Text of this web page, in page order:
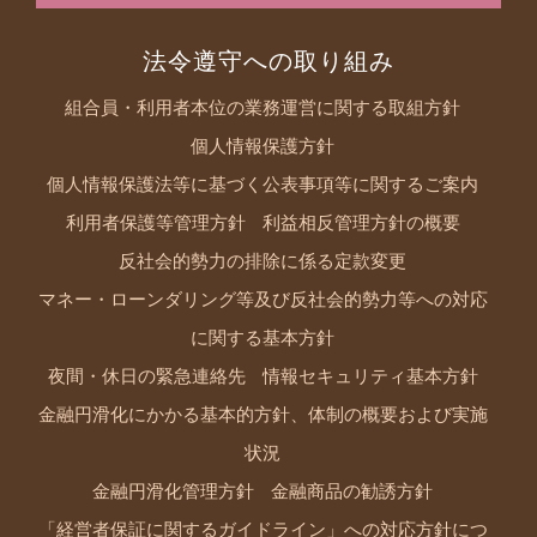
法令遵守への取り組み
組合員・利用者本位の業務運営に関する取組方針
個人情報保護方針
個人情報保護法等に基づく公表事項等に関するご案内
利用者保護等管理方針 利益相反管理方針の概要
反社会的勢力の排除に係る定款変更
マネー・ローンダリング等及び反社会的勢力等への対応
に関する基本方針
夜間・休日の緊急連絡先 情報セキュリティ基本方針
金融円滑化にかかる基本的方針、体制の概要および実施
状況
金融円滑化管理方針 金融商品の勧誘方針
「経営者保証に関するガイドライン」への対応方針につ